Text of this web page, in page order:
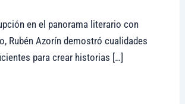
en el panorama literario con
Rubén Azorín demostró cualidades
para crear historias […]